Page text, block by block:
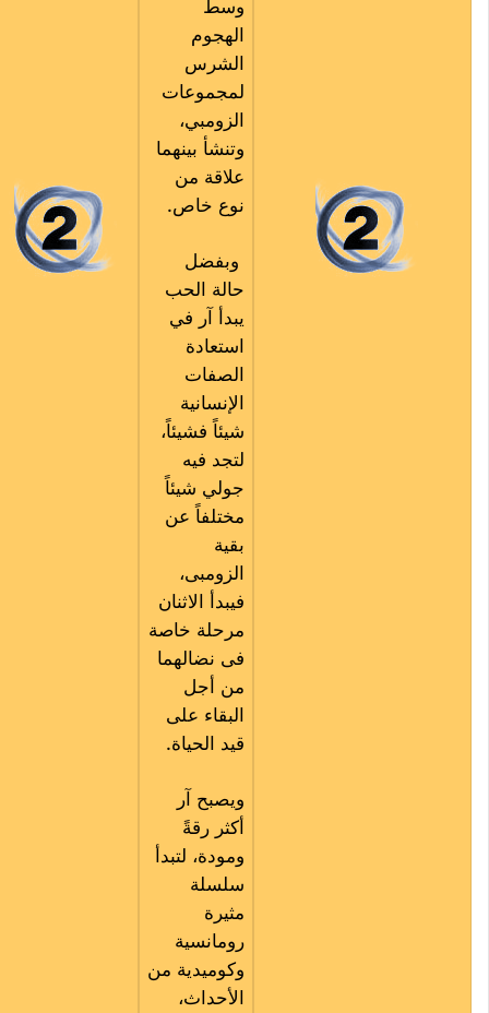
وسط
الهجوم
الشرس
لمجموعات
الزومبي،
وتنشأ بينهما
علاقة من
نوع خاص.
وبفضل
حالة الحب
يبدأ آر في
استعادة
الصفات
الإنسانية
شيئاً فشيئاً،
لتجد فيه
جولي شيئاً
مختلفاً عن
بقية
الزومبى،
فيبدأ الاثنان
مرحلة خاصة
فى نضالهما
من أجل
البقاء على
قيد الحياة.
ويصبح آر
أكثر رقةً
ومودة، لتبدأ
سلسلة
مثيرة
رومانسية
وكوميدية من
الأحداث،